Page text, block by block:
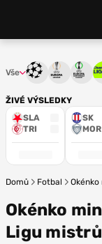
ŽIVÉ VÝSLEDKY
SLA
TRI
SK
MOR
Vše Liga mistrů
Evropská
Domů Fotbal
Okénko
Ligu